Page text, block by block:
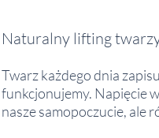
Naturalny lifting
Twarz każdego dnia
funkcjonujemy. Napięcie
nasze samopoczucie, ale